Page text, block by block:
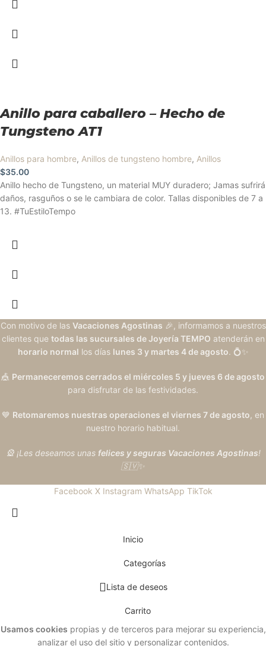
Anillo para caballero – Hecho de
Tungsteno AT1
Anillos para hombre, Anillos de tungsteno hombre, Anillos
$35.00
Anillo hecho de Tungsteno, un material MUY duradero; Jamas sufrirá
daños, rasguños o se le cambiara de color. Tallas disponibles de 7 a
13. #TuEstiloTempo
Con motivo de las Vacaciones Agostinas 🎉, informamos a nuestros
clientes que todas las sucursales de Joyería TEMPO atenderán en
horario normal los días lunes 3 y martes 4 de agosto. 💍✨
🎪 Permaneceremos cerrados el miércoles 5 y jueves 6 de agosto
para disfrutar de las festividades.
💙 Retomaremos nuestras operaciones el viernes 7 de agosto, en
nuestro horario habitual.
🎡 ¡Les deseamos unas felices y seguras Vacaciones Agostinas!
🇸🇻✨
Facebook X Instagram WhatsApp TikTok
Inicio
Categorías
Lista de deseos
Carrito
Usamos cookies propias y de terceros para mejorar su experiencia,
analizar el uso del sitio y personalizar contenidos.